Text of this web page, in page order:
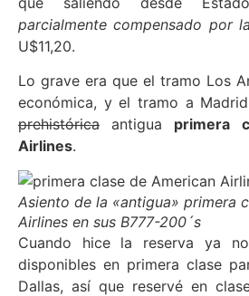
parcialmente compensado por
U$11,20.
Lo grave era que el tramo Los
económica, y el tramo a
prehistórica antigua primera
Airlines.
Asiento de la «antigua» primera
Airlines en sus B777-200´s
Cuando hice la reserva ya
disponibles en primera clase
Dallas, así que reservé en